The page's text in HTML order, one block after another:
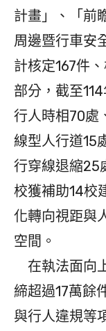
計畫」、「前
周邊暨行車安
計核定167件
部分，截至
行人時相70處
線型人行道15
行穿線退縮25
校獲補助14校
化轉向視距與
空間。
在執法面向
締超過17萬餘
與行人違規等